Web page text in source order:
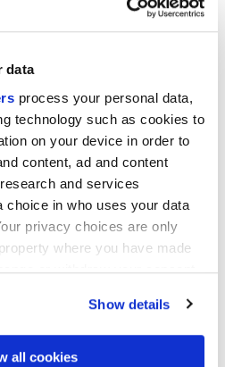
data
process your personal data,
technology such as cookies to
on your device in order to
content, ad and content
and services
choice in who uses your data
privacy choices are only
where you have made
or withdraw your consent
like to:
Show details
all cookies